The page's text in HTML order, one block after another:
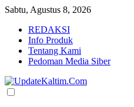
Sabtu, Agustus 8, 2026
REDAKSI
Info Produk
Tentang Kami
Pedoman Media Siber